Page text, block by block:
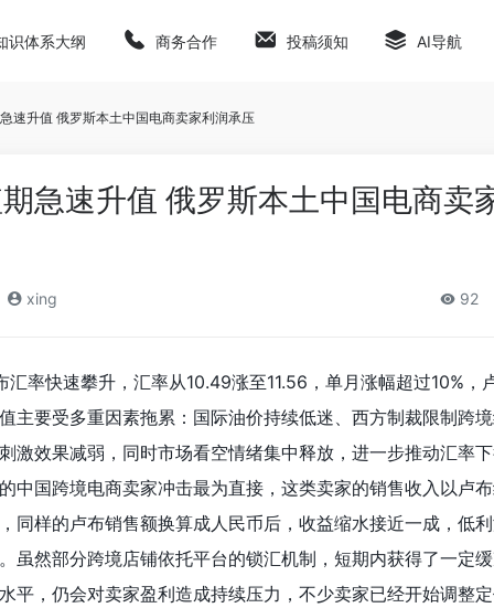
识体系大纲 商务合作 投稿须知 AI导航
速升值 俄罗斯本土中国电商卖家利润承压
急速升值 俄罗斯本土中国电商卖
xing 92
率快速攀升，汇率从10.49涨至11.56，单月涨幅超过10%，
主要受多重因素拖累：国际油价持续低迷、西方制裁限制跨
激效果减弱，同时市场看空情绪集中释放，进一步推动汇率
中国跨境电商卖家冲击最为直接，这类卖家的销售收入以卢
同样的卢布销售额换算成人民币后，收益缩水接近一成，低
虽然部分跨境店铺依托平台的锁汇机制，短期内获得了一定
平，仍会对卖家盈利造成持续压力，不少卖家已经开始调整